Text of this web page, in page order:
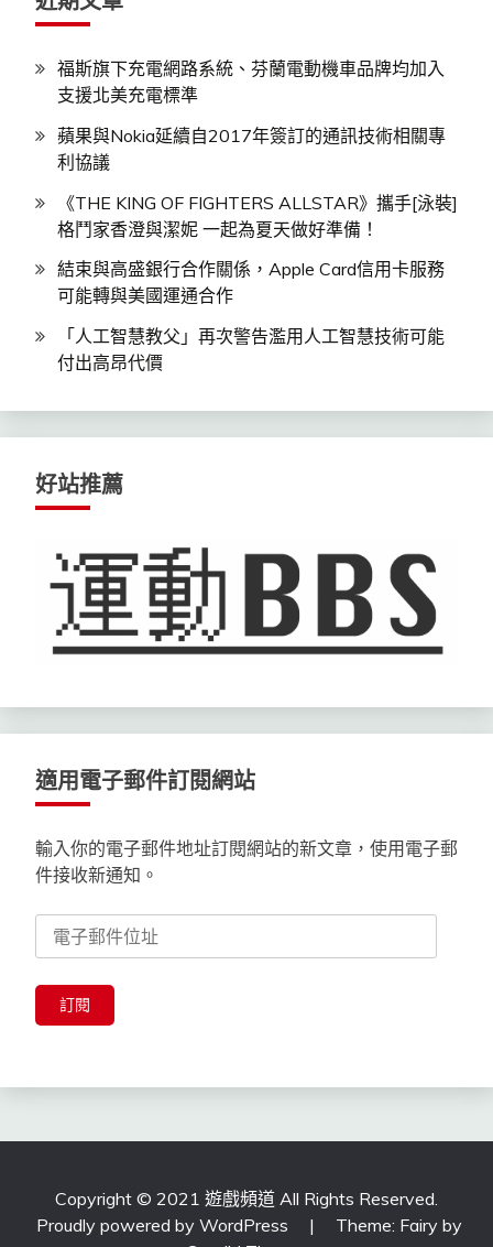
福斯旗下充電網路系統、芬蘭電動機車品牌均加入
支援北美充電標準
蘋果與Nokia延續自2017年簽訂的通訊技術相關專
利協議
《THE KING OF FIGHTERS ALLSTAR》攜手[泳裝]
格鬥家香澄與潔妮 一起為夏天做好準備！
結束與高盛銀行合作關係，Apple Card信用卡服務
可能轉與美國運通合作
「人工智慧教父」再次警告濫用人工智慧技術可能
付出高昂代價
好站推薦
適用電子郵件訂閱網站
輸入你的電子郵件地址訂閱網站的新文章，使用電子郵
件接收新通知。
子
位
訂閱
Copyright © 2021 遊戲頻道 All Rights Reserved.
Proudly powered by WordPress
|
Theme: Fairy by